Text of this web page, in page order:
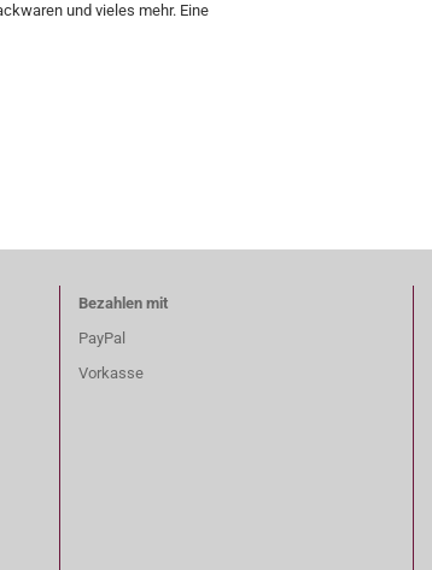
und vieles mehr. Eine
Bezahlen mit
PayPal
Vorkasse